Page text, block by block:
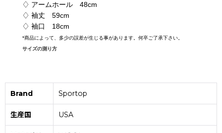
♢ アームホール 48cm
♢ 袖丈 59cm
♢ 袖口 18cm
*商品によって、多少の誤差が生じる事があります。何卒ご了承下さい。
サイズの測り方
Brand Sportop
生産国 USA